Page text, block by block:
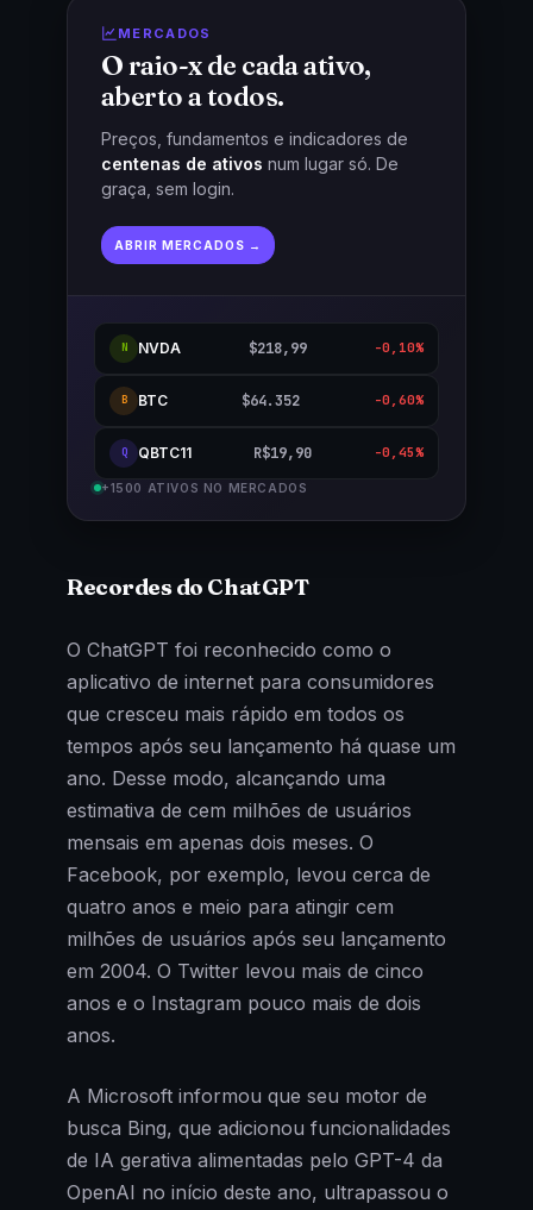
MERCADOS
O raio-x de cada ativo,
aberto a todos.
Preços, fundamentos e indicadores de
centenas de ativos num lugar só. De
graça, sem login.
ABRIR MERCADOS →
N NVDA $218,99 -0,10%
B BTC $64.352 -0,60%
Q QBTC11 R$19,90 -0,45%
+1500 ATIVOS NO MERCADOS
Recordes do ChatGPT
O ChatGPT foi reconhecido como o
aplicativo de internet para consumidores
que cresceu mais rápido em todos os
tempos após seu lançamento há quase um
ano. Desse modo, alcançando uma
estimativa de cem milhões de usuários
mensais em apenas dois meses. O
Facebook, por exemplo, levou cerca de
quatro anos e meio para atingir cem
milhões de usuários após seu lançamento
em 2004. O Twitter levou mais de cinco
anos e o Instagram pouco mais de dois
anos.
A Microsoft informou que seu motor de
busca Bing, que adicionou funcionalidades
de IA gerativa alimentadas pelo GPT-4 da
OpenAI no início deste ano, ultrapassou o